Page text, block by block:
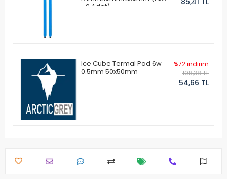
- 2 Adet)
Ice Cube Termal Pad 6w
0.5mm 50x50mm
%72 indirim
198,38 TL
54,66 TL